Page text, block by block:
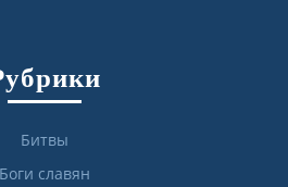
Битвы
Боги славян